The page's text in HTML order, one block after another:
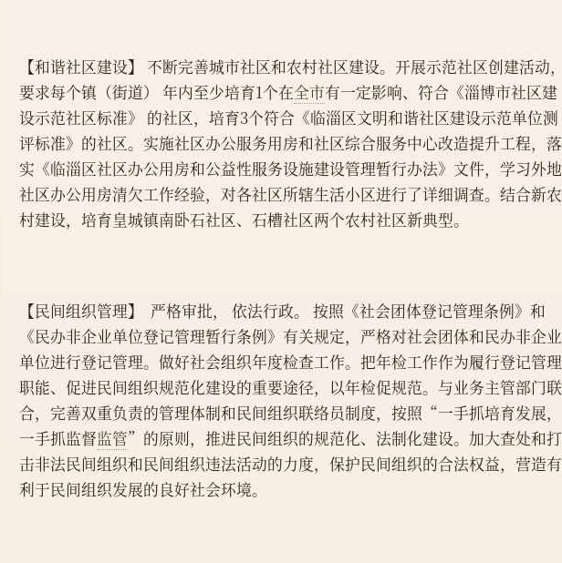
【和谐社区建设】 不断完善城市社区和农村社区建设。开展示范社区创建活动，
要求每个镇（街道） 年内至少培育1个在全市有一定影响、符合《淄博市社区建
设示范社区标准》 的社区，培育3个符合《临淄区文明和谐社区建设示范单位测
评标准》的社区。实施社区办公服务用房和社区综合服务中心改造提升工程，落
实《临淄区社区办公用房和公益性服务设施建设管理暂行办法》文件，学习外地
社区办公用房清欠工作经验，对各社区所辖生活小区进行了详细调查。结合新农
村建设，培育皇城镇南卧石社区、石槽社区两个农村社区新典型。
【民间组织管理】  严格审批， 依法行政。 按照《社会团体登记管理条例》和
《民办非企业单位登记管理暂行条例》有关规定，严格对社会团体和民办非企业
单位进行登记管理。做好社会组织年度检查工作。把年检工作作为履行登记管理
职能、促进民间组织规范化建设的重要途径，以年检促规范。与业务主管部门联
合，完善双重负责的管理体制和民间组织联络员制度，按照“一手抓培育发展，
一手抓监督监管”的原则，推进民间组织的规范化、法制化建设。加大查处和打
击非法民间组织和民间组织违法活动的力度，保护民间组织的合法权益，营造有
利于民间组织发展的良好社会环境。